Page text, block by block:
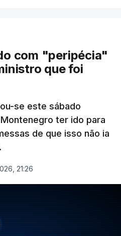
com "peripécia"
que foi
se este sábado
ter ido para
de que isso não ia
21:26